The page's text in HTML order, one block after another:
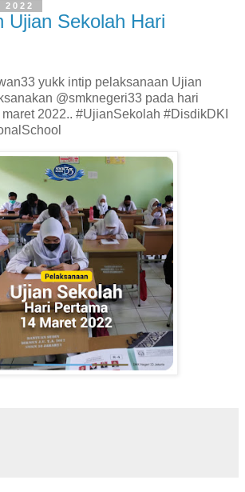
Ujian Sekolah Hari
yukk intip pelaksanaan Ujian
@smknegeri33 pada hari
2022.. #UjianSekolah #DisdikDKI